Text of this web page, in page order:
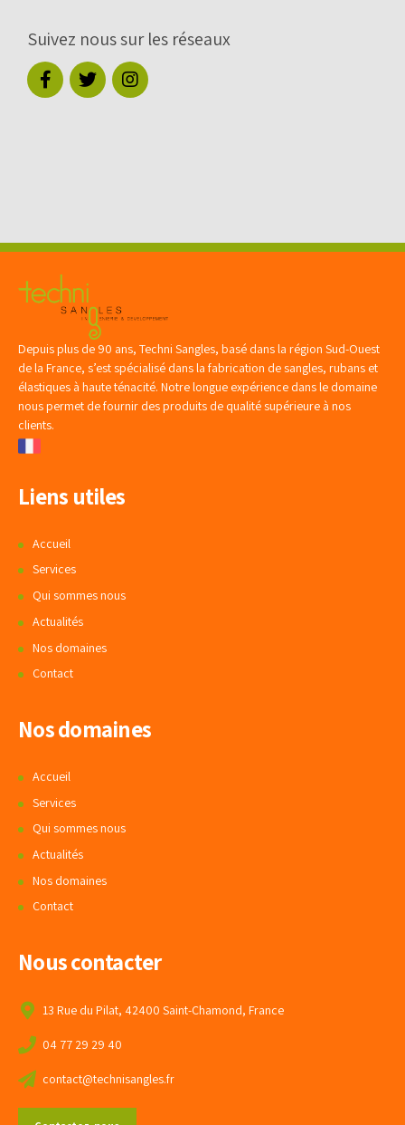
Suivez nous sur les réseaux
Depuis plus de 90 ans, Techni Sangles, basé dans la région Sud-Ouest
de la France, s’est spécialisé dans la fabrication de sangles, rubans et
élastiques à haute ténacité. Notre longue expérience dans le domaine
nous permet de fournir des produits de qualité supérieure à nos
clients.
Liens utiles
Accueil
Services
Qui sommes nous
Actualités
Nos domaines
Contact
Nos domaines
Accueil
Services
Qui sommes nous
Actualités
Nos domaines
Contact
Nous contacter
13 Rue du Pilat, 42400 Saint-Chamond, France
04 77 29 29 40
contact@technisangles.fr